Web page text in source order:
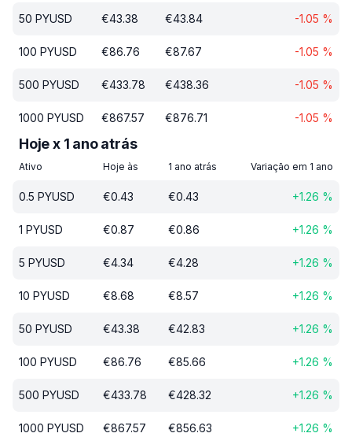
50 PYUSD €43.38 €43.84 -1.05 %
100 PYUSD €86.76 €87.67 -1.05 %
500 PYUSD €433.78 €438.36 -1.05 %
1000 PYUSD €867.57 €876.71 -1.05 %
Hoje x 1 ano atrás
Ativo Hoje às 1 ano atrás Variação em 1 ano
0.5 PYUSD €0.43 €0.43 +1.26 %
1 PYUSD €0.87 €0.86 +1.26 %
5 PYUSD €4.34 €4.28 +1.26 %
10 PYUSD €8.68 €8.57 +1.26 %
50 PYUSD €43.38 €42.83 +1.26 %
100 PYUSD €86.76 €85.66 +1.26 %
500 PYUSD €433.78 €428.32 +1.26 %
1000 PYUSD €867.57 €856.63 +1.26 %